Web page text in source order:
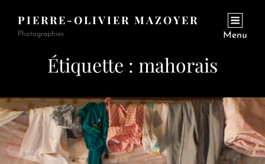
PIERRE-OLIVIER MAZOYER
Photographies Menu
Étiquette : mahorais